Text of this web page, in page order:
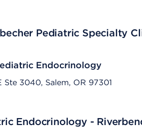
Pediatric Specialty
Endocrinology
Ste 3040, Salem, OR 97301
application on mobile devices
Endocrinology -